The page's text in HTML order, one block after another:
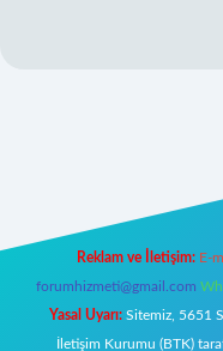
Reklam ve İletişim: E-
forumhizmeti@gmail.com
Yasal Uyarı: Sitemiz, 5651
İletişim Kurumu (BTK)